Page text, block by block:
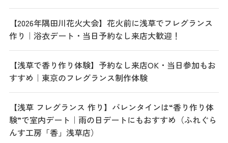
【2026年隅田川花火大会】花火前に浅草でフレグランス
作り｜浴衣デート・当日予約なし来店大歓迎！
【浅草で香り作り体験】予約なし来店OK・当日参加もお
すすめ｜東京のフレグランス制作体験
【浅草 フレグランス 作り】バレンタインは“香り作り体
験”で室内デート｜雨の日デートにもおすすめ（ふれぐら
んす工房「香」浅草店）